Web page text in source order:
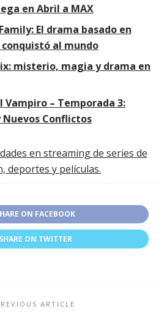
en Abril a MAX
El drama basado en
al mundo
misterio, magia y drama en
Vampiro – Temporada 3:
Nuevos Conflictos
ON FACEBOOK
SHARE ON TWITTER
ARTICLE